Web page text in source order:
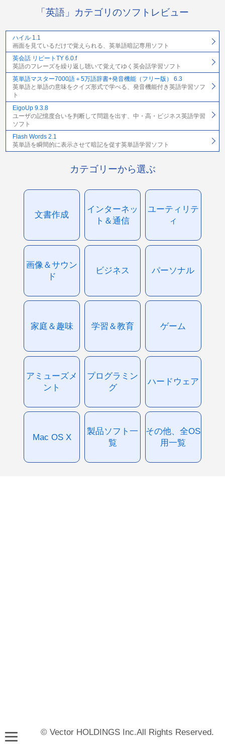
「英語」カテゴリのソフトレビュー
ハイル 1.1
画面を見ているだけで覚えられる、英単語暗記専用ソフト
英会話 リピートTY 6.0.f
英語のフレーズを繰り返し聴いて覚えてゆく英会話学習ソフト
英単語マスター7000語＋5万語辞書+発音機能（フリー版） 6.3
英単語と単語の意味をクイズ形式で学べる、発音機能付き英語学習ソフ
ト
EigoUp 9.3.8
ユーザの記憶度合いを判断して問題を出す、中・高・ビジネス英語学習
ソフト
Flash Words 2.1
英単語を瞬間的に表示させて暗記を促す英単語学習ソフト
カテゴリーから選ぶ
文書作成
インターネッ
ト＆通信
ユーティリテ
ィ
画像＆サウン
ド
ビジネス パーソナル
家庭＆趣味 学習＆教育 ゲーム
アミューズメ
ント
プログラミン
グ
ハードウェア
Mac OS X
製品ソフト一
覧
その他、全OS
用一覧
© Vector HOLDINGS Inc.All Rights Reserved.